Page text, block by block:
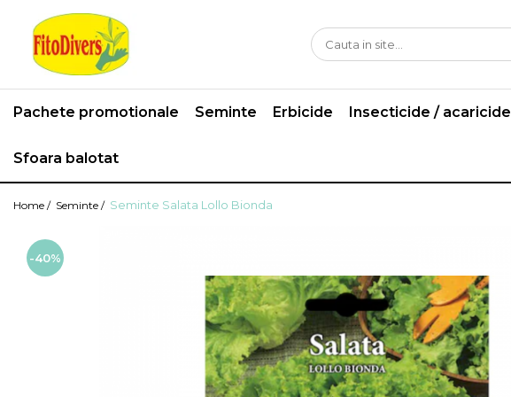
Pachete promotionale Seminte Erbicide Insecticide / acaricide
Sfoara balotat
Home / Seminte / Seminte Salata Lollo Bionda
-40%